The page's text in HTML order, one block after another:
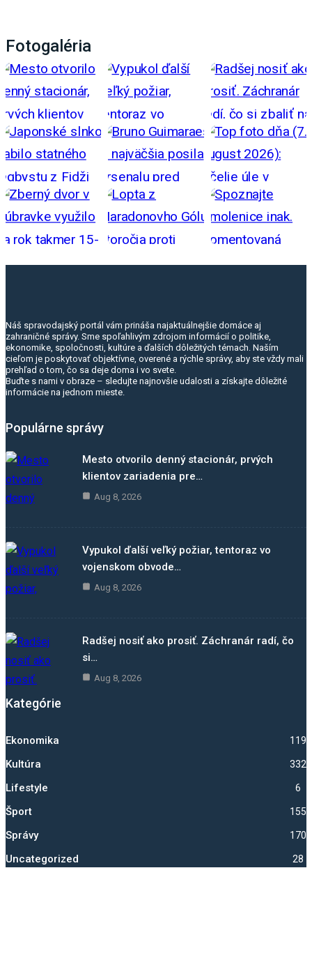
Fotogaléria
Náš spravodajský portál vám prináša najaktuálnejšie domáce aj
zahraničné správy. Sme spoľahlivým zdrojom informácií o politike,
ekonomike, spoločnosti, kultúre a ďalších dôležitých témach. Naším
cieľom je poskytovať objektívne, overené a rýchle správy, aby ste vždy mali
prehľad o tom, čo sa deje doma i vo svete.
Buďte s nami v obraze – sledujte najnovšie udalosti a získajte dôležité
informácie na jednom mieste.
Populárne správy
Mesto otvorilo denný stacionár, prvých
klientov zariadenia pre…
Aug 8, 2026
Vypukol ďalší veľký požiar, tentoraz vo
vojenskom obvode…
Aug 8, 2026
Radšej nosiť ako prosiť. Záchranár radí, čo
si…
Aug 8, 2026
Kategórie
Ekonomika 1193
Kultúra 332
Lifestyle 6
Šport 1550
Správy
Uncategorized 28